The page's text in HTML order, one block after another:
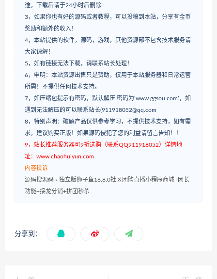
途，下载后请于24小时后删除!
3，如果你也有好的源码或者教程，可以投稿到本站，分享有金币
奖励和额外的收入！
4，本站提供的软件，源码，游戏，其他资源部不包含技术服务请
大家谅解！
5，如有链接无法下载，请联系站长处理！
6，申明：本站资源出售只是赞助，仅用于本站服务器和日常运营
所需！不提供任何技术支持。
7，如压缩包提示有密码，默认解压 密码为‘www.ggsou.com’，如
遇到无法解压的可以联系站长(911918052@qq.com
8，特别声明：破解产品仅供参考学习，不提供技术支持，如有需
求，建议购买正版！如果源码侵犯了您的利益请留言告知！！
9，站长推荐服务器可9折选购（联系QQ911918052）详情地
址：www.chaohuiyun.com
内容投诉
源码搜源码 » 独立版狮子鱼16.8.0社区团购直播小程序商城+团长
功能+接龙分销+拼团秒杀
分享到：